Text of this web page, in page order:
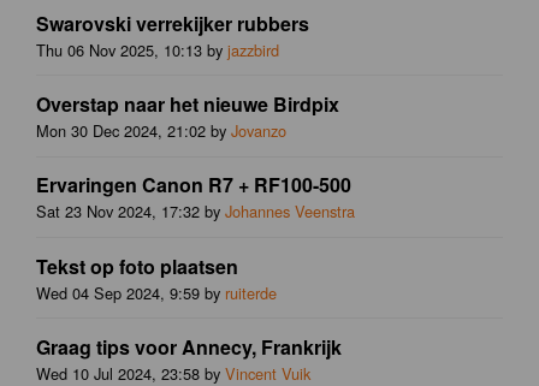
Swarovski verrekijker rubbers
Thu 06 Nov 2025, 10:13 by jazzbird
Overstap naar het nieuwe Birdpix
Mon 30 Dec 2024, 21:02 by Jovanzo
Ervaringen Canon R7 + RF100-500
Sat 23 Nov 2024, 17:32 by Johannes Veenstra
Tekst op foto plaatsen
Wed 04 Sep 2024, 9:59 by ruiterde
Graag tips voor Annecy, Frankrijk
Wed 10 Jul 2024, 23:58 by Vincent Vuik